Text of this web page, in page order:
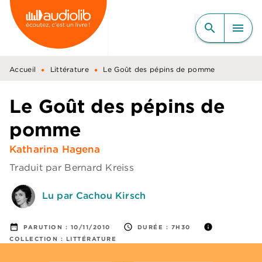
MENU RECHERCHE
CONTENU
PIED DE PAGE
search menu
Accueil • Littérature • Le Goût des pépins de pomme
Le Goût des pépins de
pomme
Katharina Hagena
Traduit par Bernard Kreiss
Lu par Cachou Kirsch
date_range PARUTION : 10/11/2010 access_time DURÉE : 7H30 info
COLLECTION : LITTÉRATURE